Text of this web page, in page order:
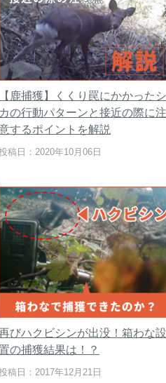
【鹿捕獲】くくり罠にかかったシ
カの行動パターンと接近の際に注
するポイントを解説
稿日：2020年10月06日
びハクビシンが出没！箱わな設
の捕獲結果は！？
稿日：2017年12月21日